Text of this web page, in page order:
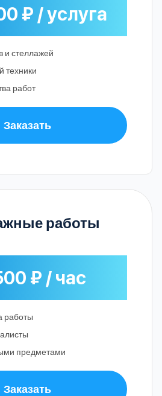
₽ / услуга
и стеллажей
техники
работ
Заказать
работы
₽ / час
работы
предметами
Заказать